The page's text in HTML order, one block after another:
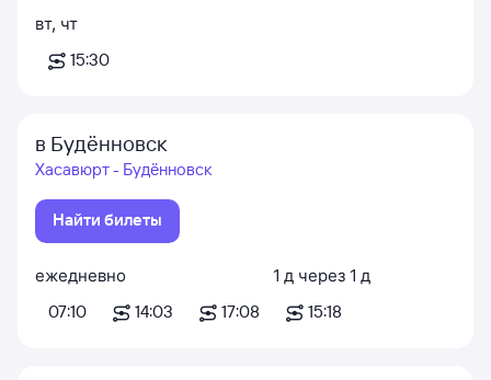
вт, чт
15:30
в Будённовск
Хасавюрт - Будённовск
Найти билеты
ежедневно
07:10
14:03 17:08
1 д через 1 д
15:18